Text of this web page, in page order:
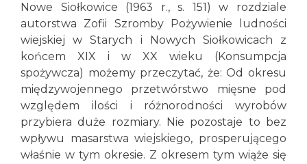
Nowe Siołkowice (1963 r., s. 151) w rozdziale
autorstwa Zofii Szromby Pożywienie ludności
wiejskiej w Starych i Nowych Siołkowicach z
końcem XIX i w XX wieku (Konsumpcja
spożywcza) możemy przeczytać, że: Od okresu
międzywojennego przetwórstwo mięsne pod
względem ilości i różnorodności wyrobów
przybiera duże rozmiary. Nie pozostaje to bez
wpływu masarstwa wiejskiego, prosperującego
właśnie w tym okresie. Z okresem tym wiąże się